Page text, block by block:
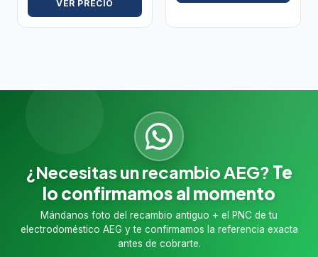
VER PRECIO
¿Necesitas un recambio AEG? Te
lo confirmamos al momento
Mándanos foto del recambio antiguo + el PNC de tu
electrodoméstico AEG y te confirmamos la referencia exacta
antes de cobrarte.